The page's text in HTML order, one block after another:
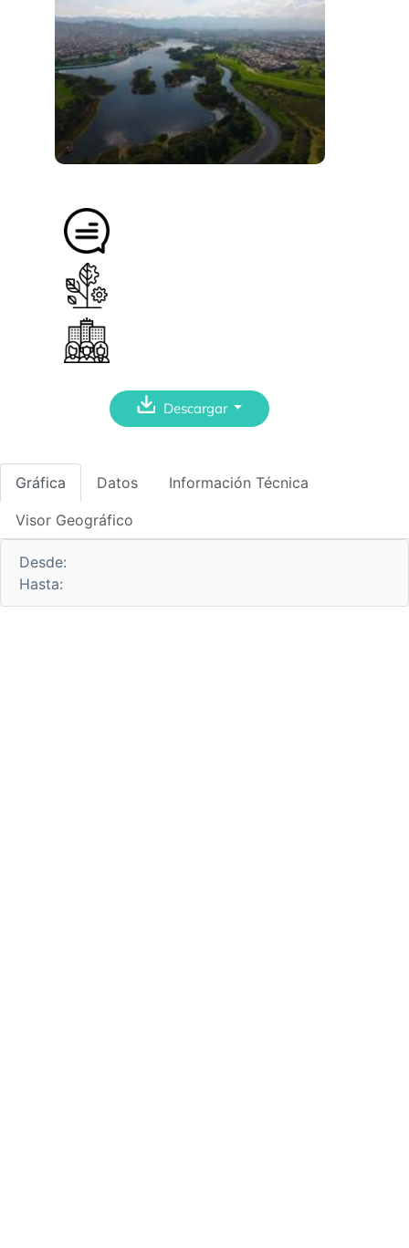
Descargar
Gráfica Datos Información Técnica
Visor Geográfico
Desde:
Hasta: